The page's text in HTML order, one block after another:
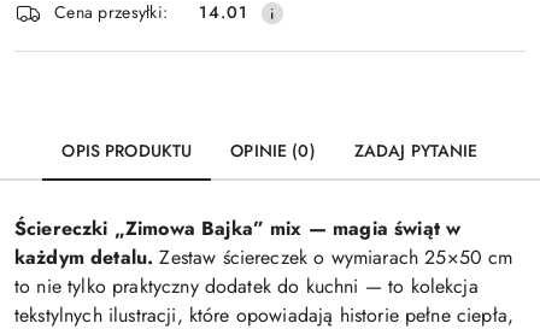
Wyślij
dostawa
Cena przesyłki:
14.01
OPIS PRODUKTU OPINIE (0) ZADAJ PYTANIE
Ściereczki „Zimowa Bajka” mix — magia świąt w
każdym detalu. Zestaw ściereczek o wymiarach 25×50 cm
to nie tylko praktyczny dodatek do kuchni — to kolekcja
tekstylnych ilustracji, które opowiadają historie pełne ciepła,